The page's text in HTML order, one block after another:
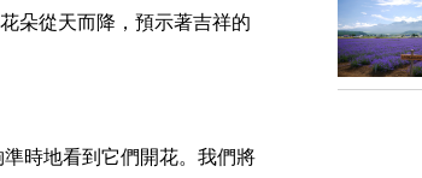
朵從天而降，預示著吉祥的
時地看到它們開花。我們將